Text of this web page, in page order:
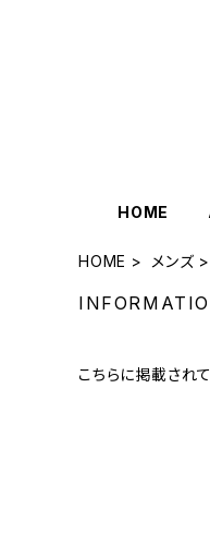
HOME
HOME メンズ
こちらに掲載され